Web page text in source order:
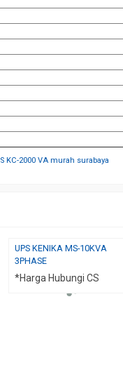
KC-2000 VA murah surabaya
UPS KENIKA MS-10KVA
3PHASE
*Harga Hubungi CS